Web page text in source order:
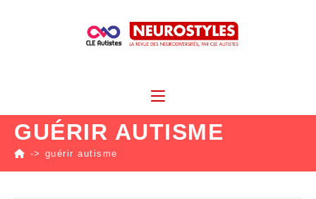
GUÉRIR AUTISME
-> guérir autisme